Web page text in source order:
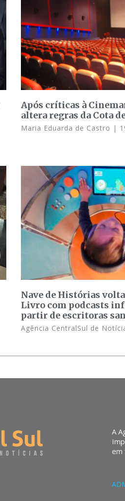
Após críticas à
altera regras da Cota
Maria Eduarda de Castro
Nave de Histórias
Livro com podcasts
partir de escritoras
Agência CentralSul de
A
em